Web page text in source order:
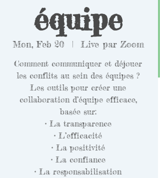
équipe
Mon, Feb 20
  |
Live par Zoom
Comment communiquer et déjouer
les conflits au sein des équipes ?
Les outils pour créer une
collaboration d’équipe efficace,
basée sur:
• La transparence
• L’efficacité
• La positivité
• La confiance
• La responsabilisation